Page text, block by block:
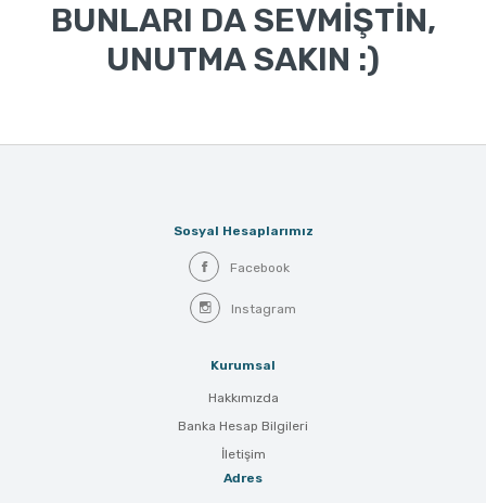
BUNLARI DA SEVMİŞTİN,
UNUTMA SAKIN :)
Sosyal Hesaplarımız
Facebook
Instagram
Kurumsal
Hakkımızda
Banka Hesap Bilgileri
İletişim
Adres